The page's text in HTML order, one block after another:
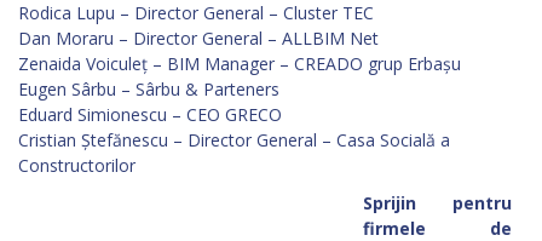
Rodica Lupu – Director General – Cluster TEC
Dan Moraru – Director General – ALLBIM Net
Zenaida Voiculeț – BIM Manager – CREADO grup Erbașu
Eugen Sârbu – Sârbu & Parteners
Eduard Simionescu – CEO GRECO
Cristian Ștefănescu – Director General – Casa Socială a
Constructorilor
Sprijin pentru
firmele de